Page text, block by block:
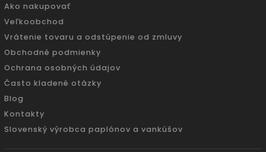
Ako nakupovať
Veľkoobchod
Vrátenie tovaru a odstúpenie od zmluvy
Obchodné podmienky
Ochrana osobných údajov
Často kladené otázky
Blog
Kontakty
Slovenský výrobca paplónov a vankúšov